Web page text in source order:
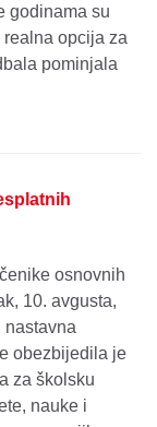
godinama su
opcija za
pominjala
osnovnih
10. avgusta,
nastavna
obezbijedila je
za školsku
nauke i